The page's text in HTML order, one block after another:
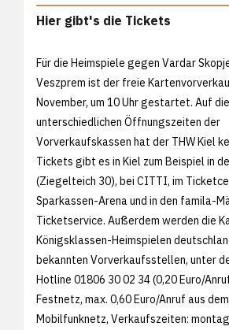
Hier gibt's die Tickets
Für die Heimspiele gegen Vardar
Veszprem ist der freie
November, um 10 Uhr gestartet. Auf die
unterschiedlichen Öffnungszeiten der
Vorverkaufskassen hat der THW Kiel
Tickets gibt es in Kiel zum Beispiel in
(Ziegelteich 30), bei CITTI, im
Sparkassen-Arena und in den famila-
Ticketservice. Außerdem werden die
Königsklassen-Heimspielen
bekannten Vorverkaufsstellen, unter
Hotline 01806 30 02 34 (0,20 Euro/
Festnetz, max. 0,60 Euro/Anruf aus
Mobilfunknetz, Verkaufszeiten: